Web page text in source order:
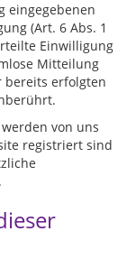
eingegebenen
(Art. 6 Abs. 1
Einwilligung
Mitteilung
bereits erfolgten
von uns
registriert sind